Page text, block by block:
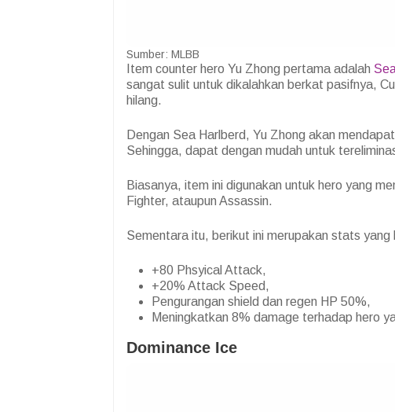
Sumber: MLBB
Item counter hero Yu Zhong pertama adalah
sangat sulit untuk dikalahkan berkat pasifnya,
hilang.
Dengan Sea Harlberd, Yu Zhong akan
Sehingga, dapat dengan mudah untuk
Biasanya, item ini digunakan untuk hero yang
Fighter, ataupun Assassin.
Sementara itu, berikut ini merupakan stats
+80 Phsyical Attack,
+20% Attack Speed,
Pengurangan shield dan regen HP 50%,
Meningkatkan 8% damage terhadap hero
Dominance Ice